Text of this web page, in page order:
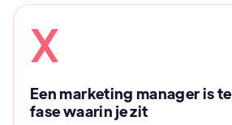
X
Een marketing manager is
fase waarin je zit